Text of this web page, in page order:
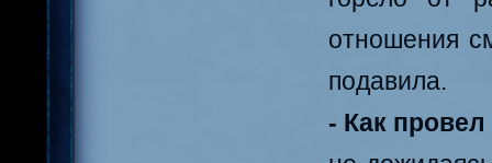
отношения
подавила.
- Как